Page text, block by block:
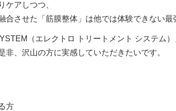
ケアしつつ、
させた「筋膜整体」は他では体験できない最
（エレクトロ トリートメント システム）
、沢山の方に実感していただきたいです。
方